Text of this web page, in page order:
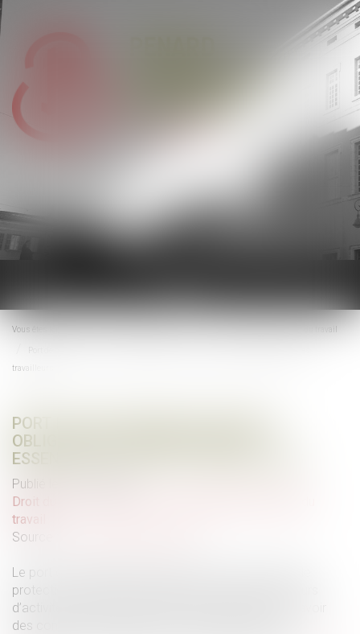
le
menu
Vous êtes ici :
travailleurs
PORT DE CHAUSSURES DE SÉCURITÉ
OBLIGATOIRE : UNE PROTECTION
ESSENTIELLE POUR LES TRAVAILLEURS
Publié le :
Droit du travail - Salariés
travail
Source :
Le port de chaussures de sécurité est une mesure de
protection incontournable dans de nombreux secteurs
d’activité. En effet, les accidents du travail peuvent avoir
des conséquences graves et coûteuses pour les